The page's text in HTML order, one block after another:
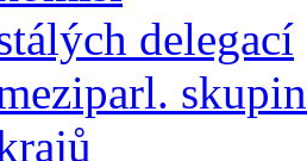
delegací
skupin